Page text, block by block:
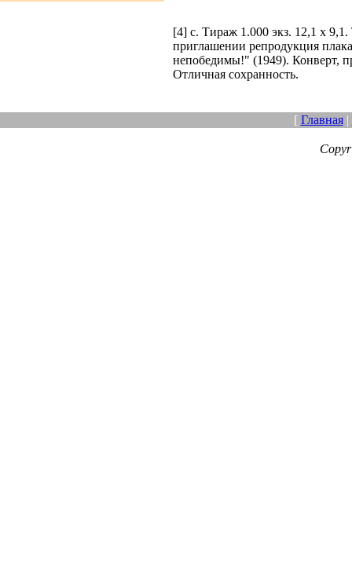
[4] с. Тираж 1.000 экз. 12,1 х
приглашении репродукция
непобедимы!" (1949). Конверт,
Отличная сохранность.
[ Главная|